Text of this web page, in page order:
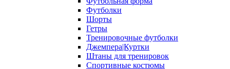
Футболки
Шорты
Гетры
Тренировочные футболки
Джемпера|Куртки
Штаны для тренировок
Спортивные костюмы